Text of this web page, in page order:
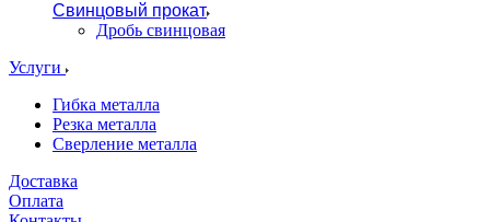
Свинцовый прокат
Дробь свинцовая
Услуги
Гибка металла
Резка металла
Сверление металла
Доставка
Оплата